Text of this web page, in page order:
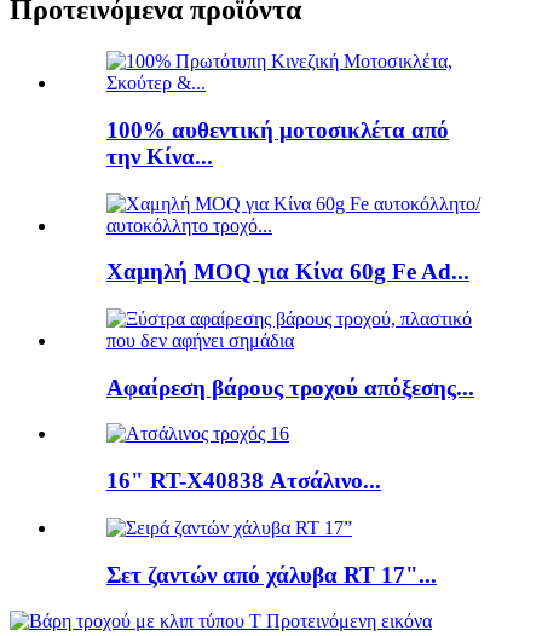
Προτεινόμενα προϊόντα
100% αυθεντική μοτοσικλέτα από
την Κίνα...
Χαμηλή MOQ για Κίνα 60g Fe Ad...
Αφαίρεση βάρους τροχού απόξεσης...
16" RT-X40838 Ατσάλινο...
Σετ ζαντών από χάλυβα RT 17"...